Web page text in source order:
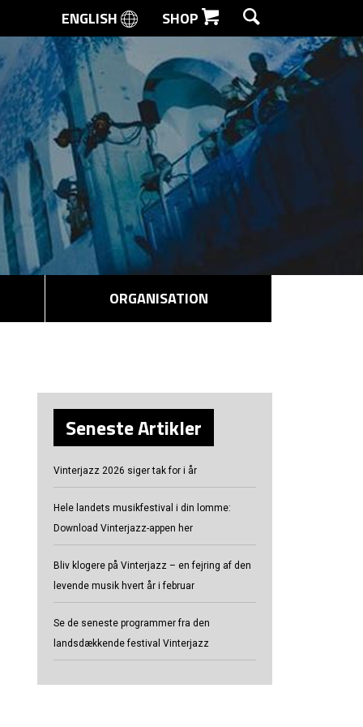
SØG
ENGLISH SHOP
ORGANISATION
Seneste Artikler
Vinterjazz 2026 siger tak for i år
Hele landets musikfestival i din lomme:
Download Vinterjazz-appen her
Bliv klogere på Vinterjazz – en fejring af den
levende musik hvert år i februar
Se de seneste programmer fra den
landsdækkende festival Vinterjazz